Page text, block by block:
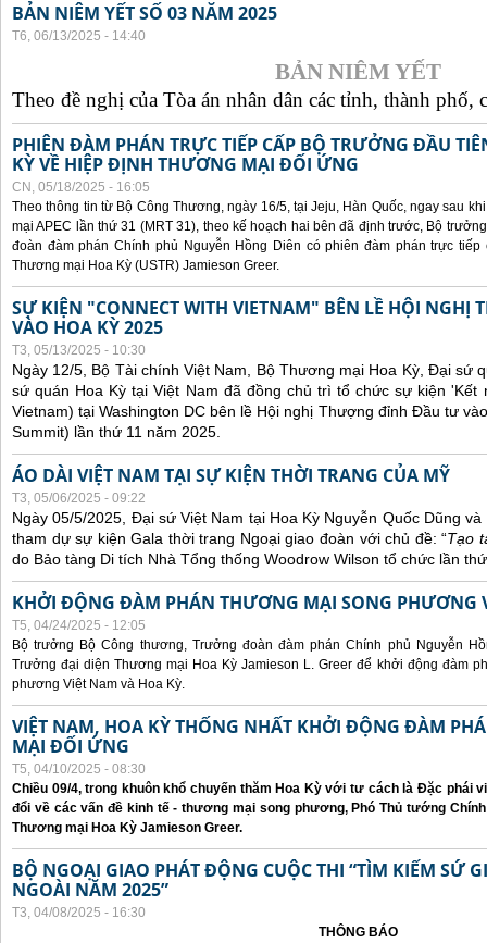
BẢN NIÊM YẾT SỐ 03 NĂM 2025
T6, 06/13/2025 - 14:40
BẢN NIÊM YẾT
Theo đề nghị của Tòa án nhân dân các tỉnh, thành phố,
PHIÊN ĐÀM PHÁN TRỰC TIẾP CẤP BỘ TRƯỞNG ĐẦU
KỲ VỀ HIỆP ĐỊNH THƯƠNG MẠI ĐỐI ỨNG
CN, 05/18/2025 - 16:05
Theo thông tin từ Bộ Công Thương, ngày 16/5, tại Jeju, Hàn Quốc, ngay sau
mại APEC lần thứ 31 (MRT 31), theo kế hoạch hai bên đã định trước, Bộ
đoàn đàm phán Chính phủ Nguyễn Hồng Diên có phiên đàm phán trực
Thương mại Hoa Kỳ (USTR) Jamieson Greer.
SỰ KIỆN "CONNECT WITH VIETNAM" BÊN LỀ HỘI
VÀO HOA KỲ 2025
T3, 05/13/2025 - 10:30
Ngày 12/5, Bộ Tài chính Việt Nam, Bộ Thương mại Hoa Kỳ, Đại sứ
sứ quán Hoa Kỳ tại Việt Nam đã đồng chủ trì tổ chức sự kiện 'Kết
Vietnam) tại Washington DC bên lề Hội nghị Thượng đỉnh Đầu tư
Summit) lần thứ 11 năm 2025.
ÁO DÀI VIỆT NAM TẠI SỰ KIỆN THỜI TRANG CỦA MỸ
T3, 05/06/2025 - 09:22
Ngày 05/5/2025, Đại sứ Việt Nam tại Hoa Kỳ Nguyễn Quốc Dũng
tham dự sự kiện Gala thời trang Ngoại giao đoàn với chủ đề: “Tạo
do Bảo tàng Di tích Nhà Tổng thống Woodrow Wilson tổ chức lần
KHỞI ĐỘNG ĐÀM PHÁN THƯƠNG MẠI SONG PHƯƠNG
T5, 04/24/2025 - 12:05
Bộ trưởng Bộ Công thương, Trưởng đoàn đàm phán Chính phủ Nguyễn
Trưởng đại diện Thương mại Hoa Kỳ Jamieson L. Greer để khởi động đàm
phương Việt Nam và Hoa Kỳ.
VIỆT NAM, HOA KỲ THỐNG NHẤT KHỞI ĐỘNG ĐÀM
MẠI ĐỐI ỨNG
T5, 04/10/2025 - 08:30
Chiều 09/4, trong khuôn khổ chuyến thăm Hoa Kỳ với tư cách là Đặc phái
đổi về các vấn đề kinh tế - thương mại song phương, Phó Thủ tướng
Thương mại Hoa Kỳ Jamieson Greer.
BỘ NGOẠI GIAO PHÁT ĐỘNG CUỘC THI “TÌM KIẾM SỨ
NGOÀI NĂM 2025”
T3, 04/08/2025 - 16:30
THÔNG BÁO